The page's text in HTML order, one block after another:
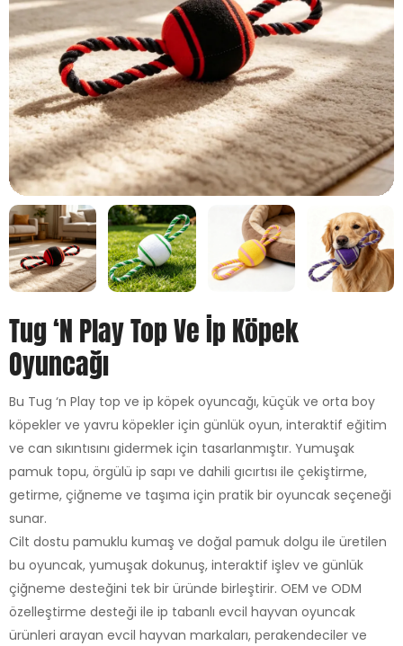
Tug ‘n Play Top Ve İp Köpek
Oyuncağı
Bu Tug ‘n Play top ve ip köpek oyuncağı, küçük ve orta boy
köpekler ve yavru köpekler için günlük oyun, interaktif eğitim
ve can sıkıntısını gidermek için tasarlanmıştır. Yumuşak
pamuk topu, örgülü ip sapı ve dahili gıcırtısı ile çekiştirme,
getirme, çiğneme ve taşıma için pratik bir oyuncak seçeneği
sunar.
Cilt dostu pamuklu kumaş ve doğal pamuk dolgu ile üretilen
bu oyuncak, yumuşak dokunuş, interaktif işlev ve günlük
çiğneme desteğini tek bir üründe birleştirir. OEM ve ODM
özelleştirme desteği ile ip tabanlı evcil hayvan oyuncak
ürünleri arayan evcil hayvan markaları, perakendeciler ve